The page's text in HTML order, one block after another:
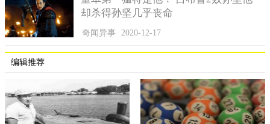
却杀得孙坚几乎丧命
奇闻异事 2020-12-17
编辑推荐